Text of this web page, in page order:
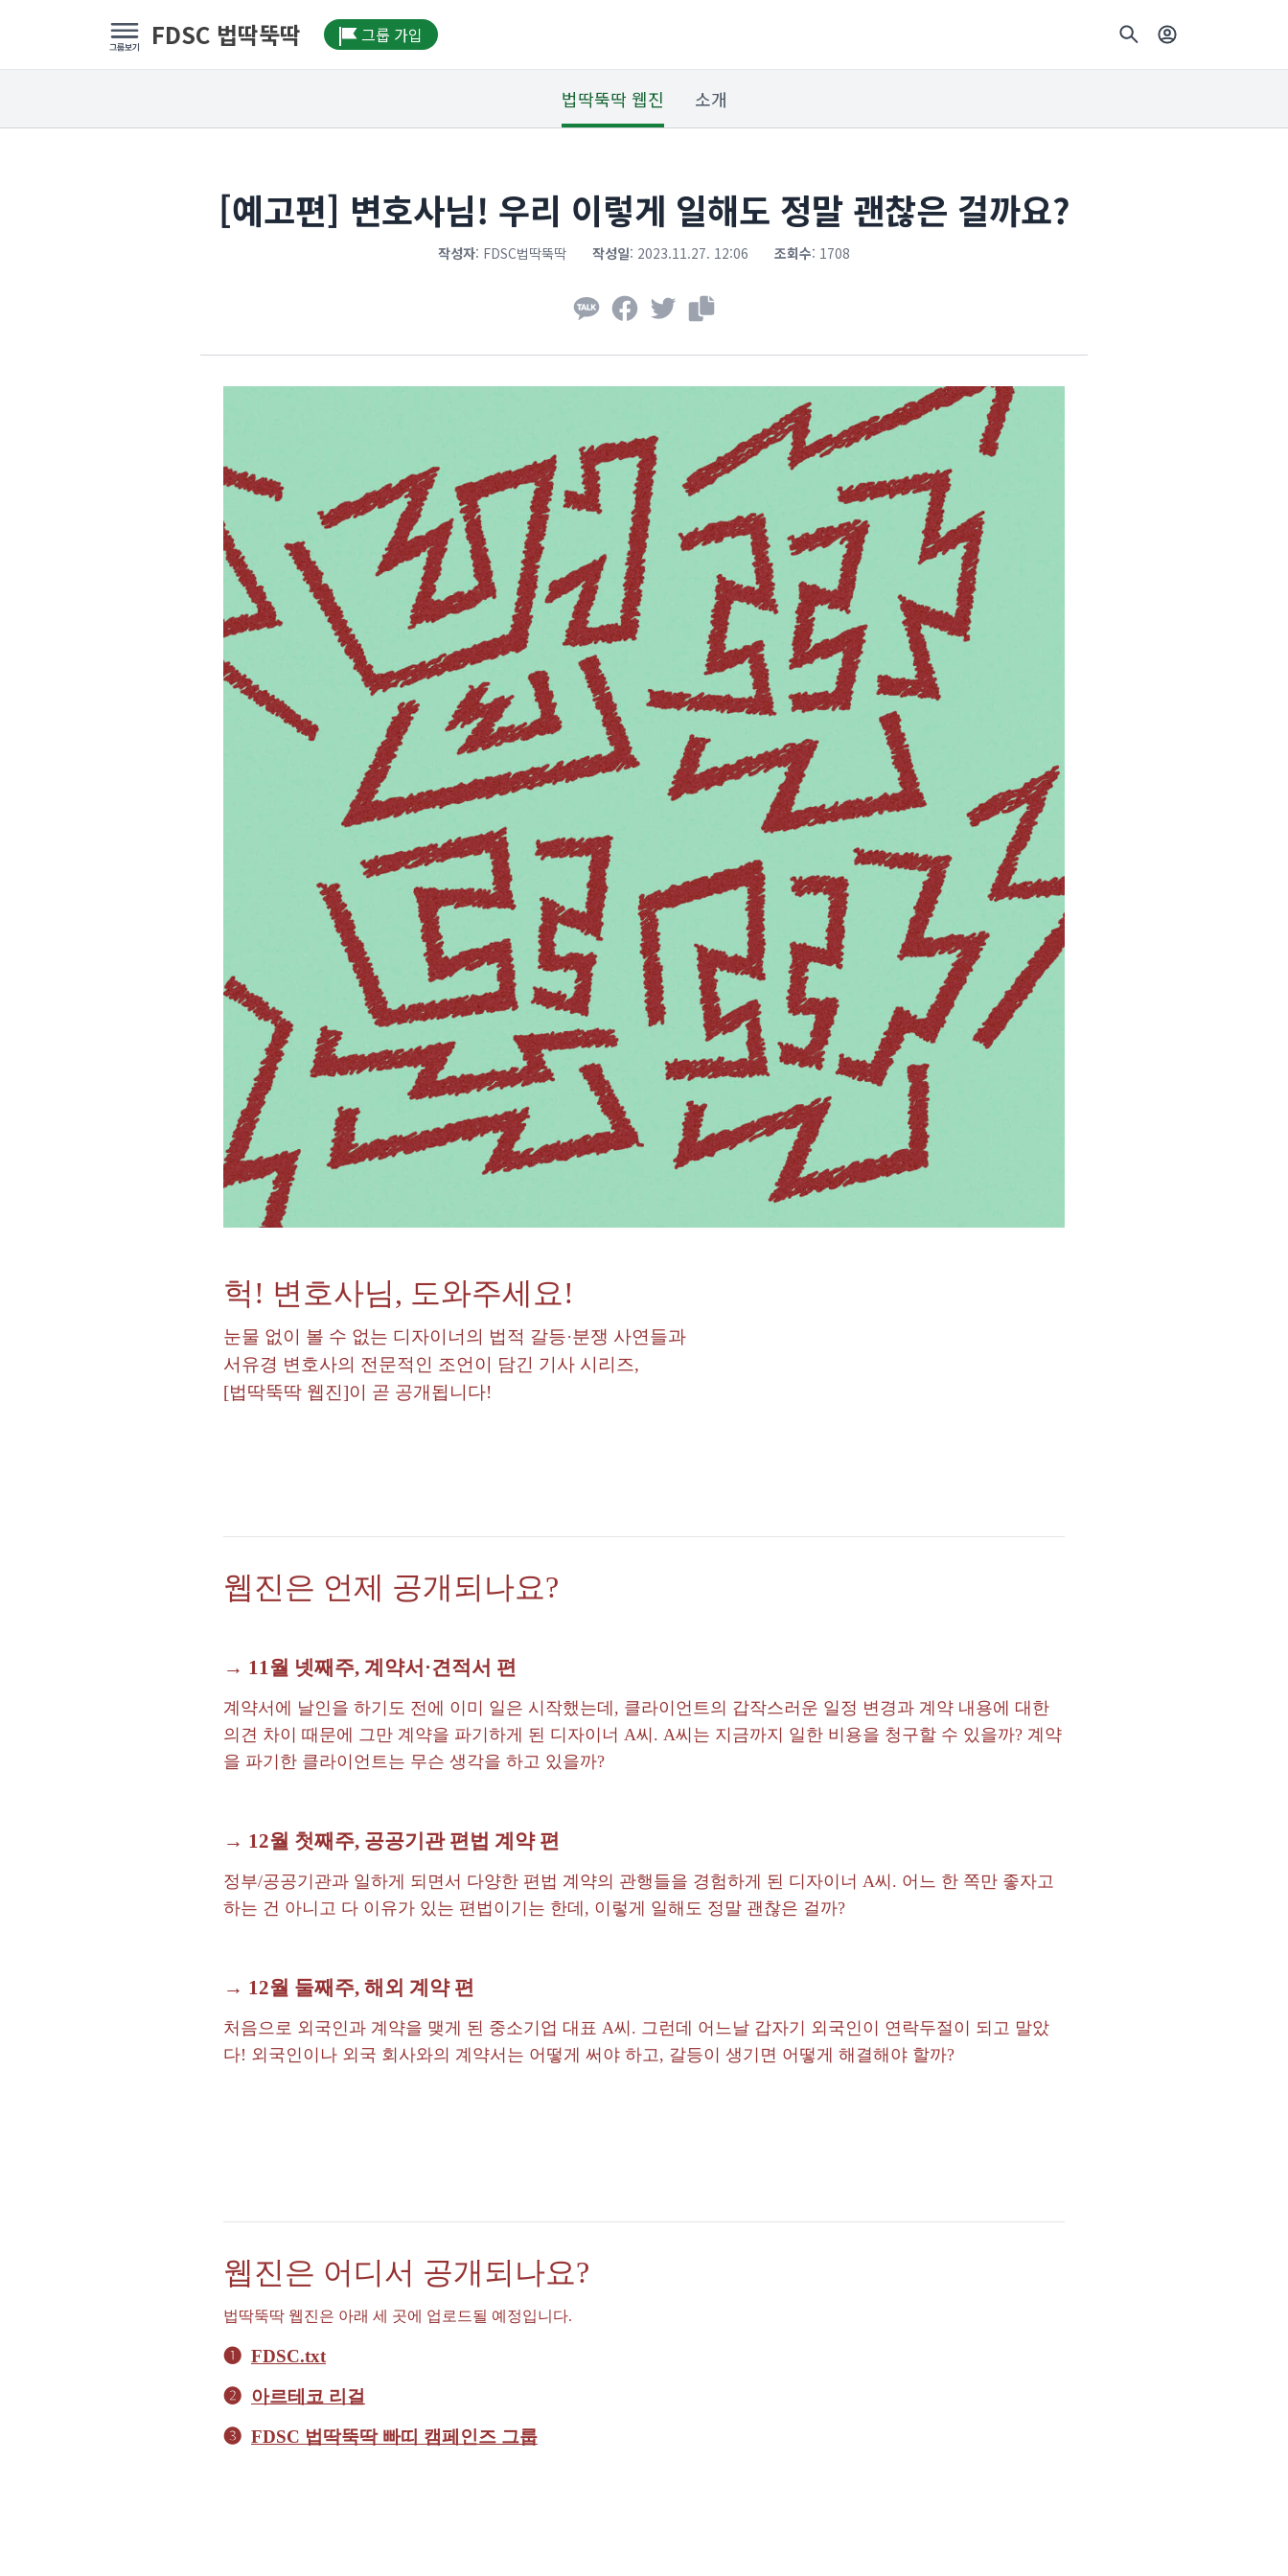
FDSC 법딱뚝딱 그룹 가입
법딱뚝딱 웹진 소개
[예고편] 변호사님! 우리 이렇게 일해도 정말 괜찮은 걸까요?
작성자: FDSC법딱뚝딱 작성일: 2023.11.27. 12:06 조회수: 1708
헉! 변호사님, 도와주세요!
눈물 없이 볼 수 없는 디자이너의 법적 갈등·분쟁 사연들과
서유경 변호사의 전문적인 조언이 담긴 기사 시리즈,
[법딱뚝딱 웹진]이 곧 공개됩니다!
웹진은 언제 공개되나요?
→ 11월 넷째주, 계약서·견적서 편
계약서에 날인을 하기도 전에 이미 일은 시작했는데, 클라이언트의 갑작스러운 일정 변경과 계약 내용에 대한
의견 차이 때문에 그만 계약을 파기하게 된 디자이너 A씨. A씨는 지금까지 일한 비용을 청구할 수 있을까? 계약
을 파기한 클라이언트는 무슨 생각을 하고 있을까?
→ 12월 첫째주, 공공기관 편법 계약 편
정부/공공기관과 일하게 되면서 다양한 편법 계약의 관행들을 경험하게 된 디자이너 A씨. 어느 한 쪽만 좋자고
하는 건 아니고 다 이유가 있는 편법이기는 한데, 이렇게 일해도 정말 괜찮은 걸까?
→ 12월 둘째주, 해외 계약 편
처음으로 외국인과 계약을 맺게 된 중소기업 대표 A씨. 그런데 어느날 갑자기 외국인이 연락두절이 되고 말았
다! 외국인이나 외국 회사와의 계약서는 어떻게 써야 하고, 갈등이 생기면 어떻게 해결해야 할까?
웹진은 어디서 공개되나요?
법딱뚝딱 웹진은 아래 세 곳에 업로드될 예정입니다.
➊ FDSC.txt
➋ 아르테코 리걸
➌ FDSC 법딱뚝딱 빠띠 캠페인즈 그룹